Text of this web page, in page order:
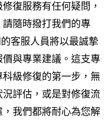
復服務有任何疑問，
隨時撥打我們的專
客服人員將以最誠摯
與專業建議。這支專
級修復的第一步，無
評估，或是對修復流
我們都將耐心為您解